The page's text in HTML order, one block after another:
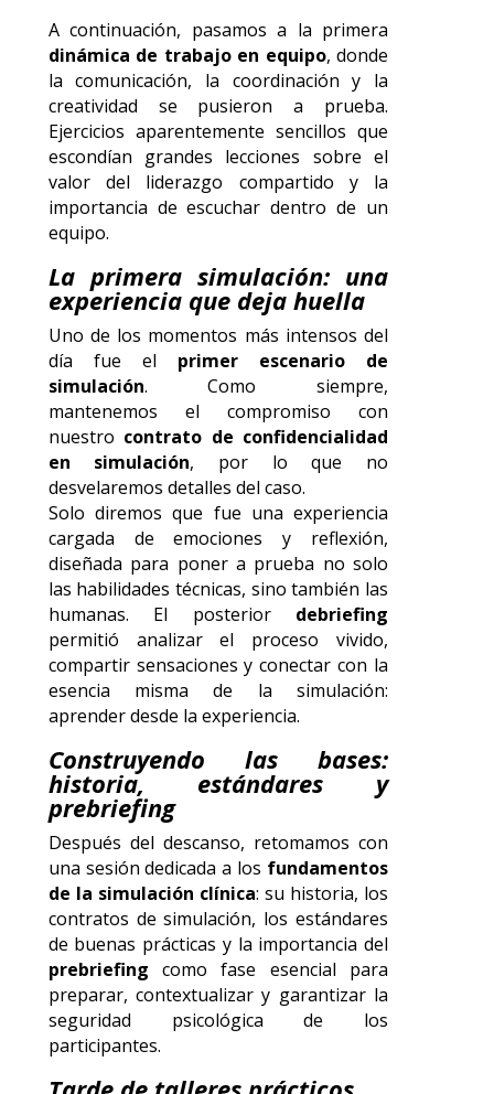
A continuación, pasamos a la primera
dinámica de trabajo en equipo, donde
la comunicación, la coordinación y la
creatividad se pusieron a prueba.
Ejercicios aparentemente sencillos que
escondían grandes lecciones sobre el
valor del liderazgo compartido y la
importancia de escuchar dentro de un
equipo.
La primera simulación: una
experiencia que deja huella
Uno de los momentos más intensos del
día fue el primer escenario de
simulación. Como siempre,
mantenemos el compromiso con
nuestro contrato de confidencialidad
en simulación, por lo que no
desvelaremos detalles del caso.
Solo diremos que fue una experiencia
cargada de emociones y reflexión,
diseñada para poner a prueba no solo
las habilidades técnicas, sino también las
humanas. El posterior debriefing
permitió analizar el proceso vivido,
compartir sensaciones y conectar con la
esencia misma de la simulación:
aprender desde la experiencia.
Construyendo las bases:
historia, estándares y
prebriefing
Después del descanso, retomamos con
una sesión dedicada a los fundamentos
de la simulación clínica: su historia, los
contratos de simulación, los estándares
de buenas prácticas y la importancia del
prebriefing como fase esencial para
preparar, contextualizar y garantizar la
seguridad psicológica de los
participantes.